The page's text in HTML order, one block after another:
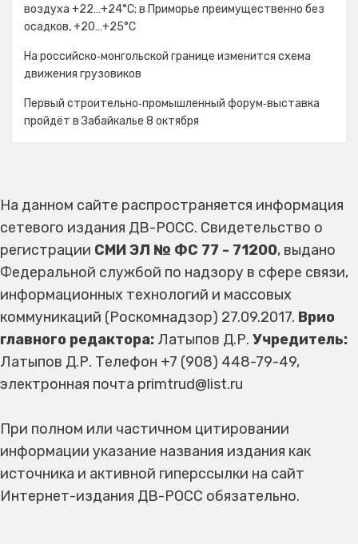
воздуха +22…+24°С; в Приморье преимущественно без
осадков, +20…+25°C
На российско‑монгольской границе изменится схема
движения грузовиков
Первый строительно‑промышленный форум‑выставка
пройдёт в Забайкалье 8 октября
На данном сайте распространяется информация
сетевого издания ДВ-РОСС. Свидетельство о
регистрации СМИ ЭЛ № ФС 77 - 71200, выдано
Федеральной службой по надзору в сфере связи,
информационных технологий и массовых
коммуникаций (Роскомнадзор) 27.09.2017. Врио
главного редактора: Латыпов Д.Р. Учредитель:
Латыпов Д.Р. Телефон +7 (908) 448-79-49,
электронная почта primtrud@list.ru
При полном или частичном цитировании
информации указание названия издания как
источника и активной гиперссылки на сайт
Интернет-издания ДВ-РОСС обязательно.